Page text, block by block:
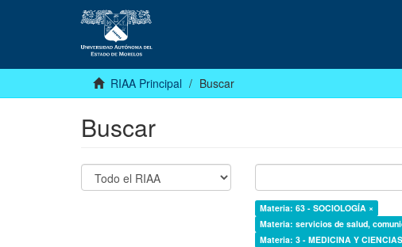
RIAA Principal Buscar
Buscar
Materia: 63 - SOCIOLOGÍA ×
Materia: servicios de salud,
Materia: 3 - MEDICINA Y